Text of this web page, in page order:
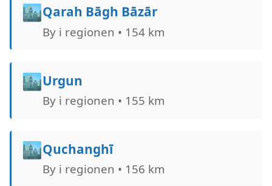
🏙️Qarah Bāgh Bāzār
By i regionen • 154 km
🏙️Urgun
By i regionen • 155 km
🏙️Quchanghī
By i regionen • 156 km